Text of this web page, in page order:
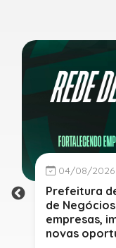
04/08/2026
Prefeitura
de
empresas,
novas